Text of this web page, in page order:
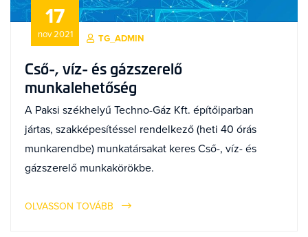
17
nov 2021 TG_ADMIN
Cső-, víz- és gázszerelő
munkalehetőség
A Paksi székhelyű Techno-Gáz Kft. építőiparban
jártas, szakképesítéssel rendelkező (heti 40 órás
munkarendbe) munkatársakat keres Cső-, víz- és
gázszerelő munkakörökbe.
OLVASSON TOVÁBB